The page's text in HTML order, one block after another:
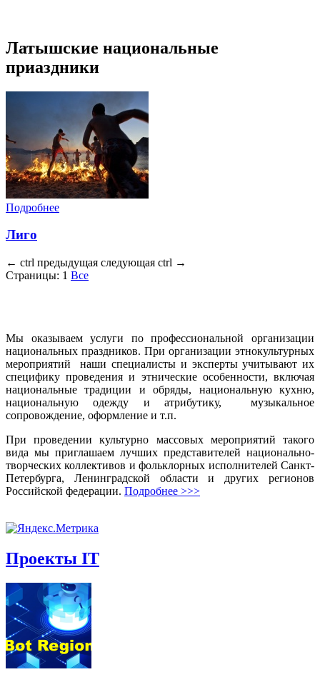
Латышские национальные
приаздники
Подробнее
Лиго
← ctrl предыдущая следующая ctrl →
Страницы: 1 Все
Мы оказываем услуги по профессиональной организации
национальных праздников. При организации этнокультурных
мероприятий наши специалисты и эксперты учитывают их
специфику проведения и этнические особенности, включая
национальные традиции и обряды, национальную кухню,
национальную одежду и атрибутику, музыкальное
сопровождение, оформление и т.п.
При проведении культурно массовых мероприятий такого
вида мы приглашаем лучших представителей национально-
творческих коллективов и фольклорных исполнителей Санкт-
Петербурга, Ленинградской области и других регионов
Российской федерации. Подробнее >>>
Проекты IT